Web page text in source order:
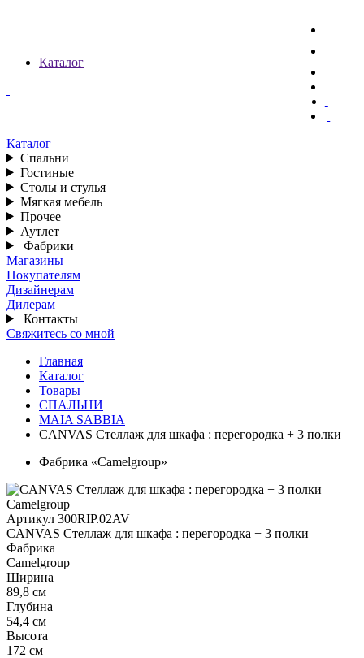
Каталог
Каталог
Спальни
Гостиные
Столы и стулья
Мягкая мебель
Прочее
Аутлет
Фабрики
Магазины
Покупателям
Дизайнерам
Дилерам
Контакты
Свяжитесь со мной
Главная
Каталог
Товары
СПАЛЬНИ
MAIA SABBIA
CANVAS Стеллаж для шкафа : перегородка + 3 полки
Фабрика «Camelgroup»
Артикул 300RIP.02AV
CANVAS Стеллаж для шкафа : перегородка + 3 полки
Фабрика
Camelgroup
Ширина
89,8 см
Глубина
54,4 см
Высота
172 см